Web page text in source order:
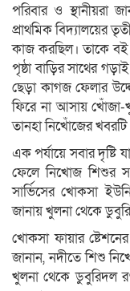
পরিবার ও স্থানীয়রা
প্রাথমিক বিদ্যালয়ের
কাজ করছিল। তাকে বই
পৃষ্ঠা বাড়ির সাথের
ছেড়া কাগজ ফেলার
ফিরে না আসায় খোঁজা-
তানহা নিখোঁজের খবরটি
এক পর্যায়ে সবার দৃষ্টি
ফেলে নিখোজ শিশুর
সার্ভিসের খোকসা
জানায় খুলনা থেকে
খোকসা ফায়ার
জানান, নদীতে শিশু
খুলনা থেকে ডুবুরিদল